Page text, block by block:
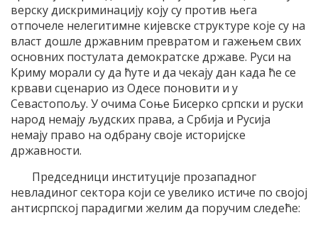
верску дискриминацију коју су против њега
отпочеле нелегитимне кијевске структуре које су на
власт дошле државним превратом и гажењем свих
основних постулата демократске државе. Руси на
Криму морали су да ћуте и да чекају дан када ће се
крвави сценарио из Одесе поновити и у
Севастопољу. У очима Соње Бисерко српски и руски
народ немају људских права, а Србија и Русија
немају право на одбрану своје историјске
државности.
Председници институције прозападног
невладиног сектора који се увелико истиче по својој
антисрпској парадигми желим да поручим следеће: